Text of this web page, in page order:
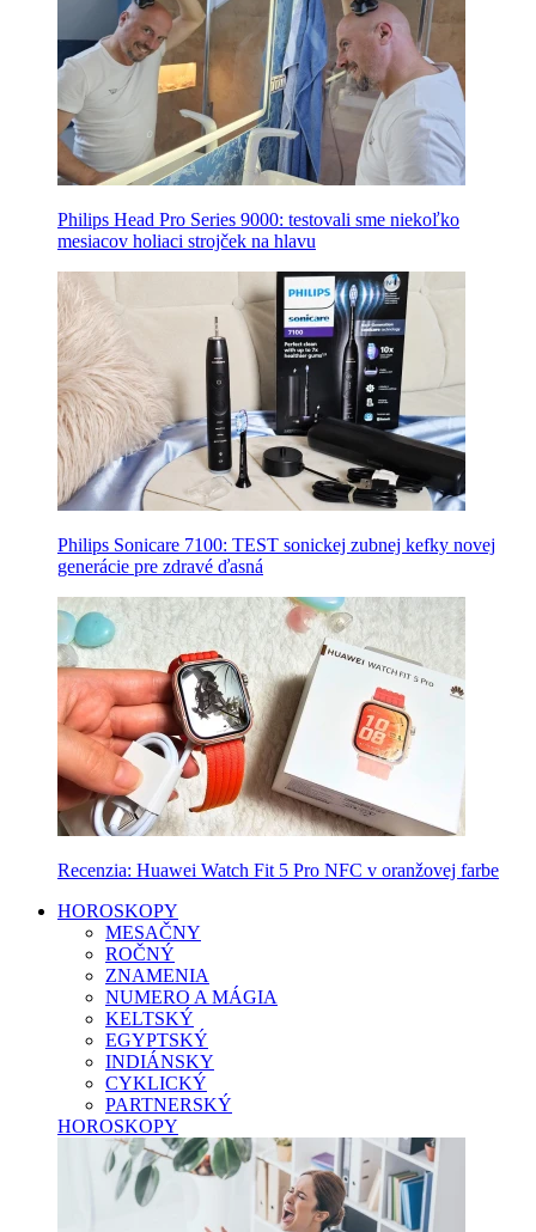
Philips Head Pro Series 9000: testovali sme niekoľko
mesiacov holiaci strojček na hlavu
Philips Sonicare 7100: TEST sonickej zubnej kefky novej
generácie pre zdravé ďasná
Recenzia: Huawei Watch Fit 5 Pro NFC v oranžovej farbe
HOROSKOPY
MESAČNY
ROČNÝ
ZNAMENIA
NUMERO A MÁGIA
KELTSKÝ
EGYPTSKÝ
INDIÁNSKY
CYKLICKÝ
PARTNERSKÝ
HOROSKOPY